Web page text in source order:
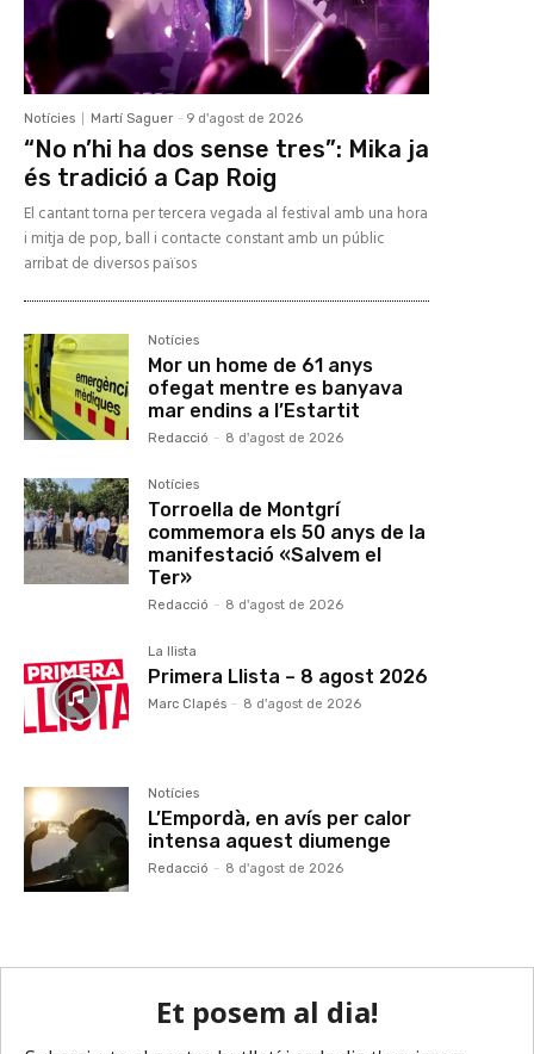
Notícies Martí Saguer - 9 d'agost de 2026
“No n’hi ha dos sense tres”: Mika ja
és tradició a Cap Roig
El cantant torna per tercera vegada al festival amb una hora
i mitja de pop, ball i contacte constant amb un públic
arribat de diversos països
Notícies
Mor un home de 61 anys
ofegat mentre es banyava
mar endins a l’Estartit
Redacció - 8 d'agost de 2026
Notícies
Torroella de Montgrí
commemora els 50 anys de la
manifestació «Salvem el
Ter»
Redacció - 8 d'agost de 2026
La llista
Primera Llista – 8 agost 2026
Marc Clapés - 8 d'agost de 2026
Notícies
L’Empordà, en avís per calor
intensa aquest diumenge
Redacció - 8 d'agost de 2026